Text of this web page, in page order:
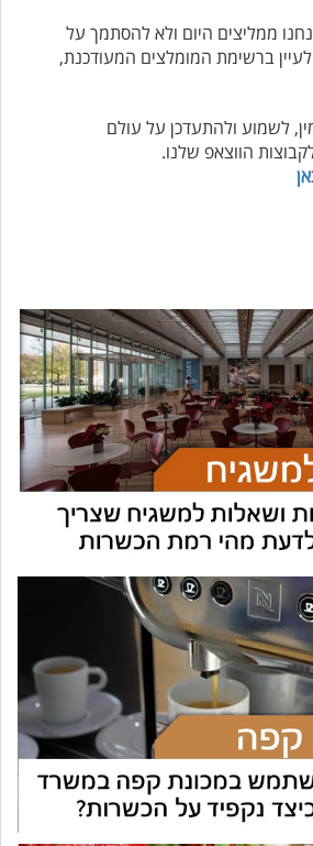
ממליצים היום ולא להסתמך על
ברשימת המומלצים המעודכנת,
לשמוע ולהתעדכן על עולם
הווצאפ שלנו.